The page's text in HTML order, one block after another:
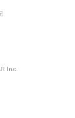
Inc.